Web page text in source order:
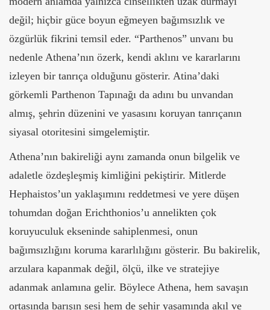
değil; hiçbir güce boyun eğmeyen bağımsızlık ve
özgürlük fikrini temsil eder. “Parthenos” unvanı bu
nedenle Athena’nın özerk, kendi aklını ve kararlarını
izleyen bir tanrıça olduğunu gösterir. Atina’daki
görkemli Parthenon Tapınağı da adını bu unvandan
almış, şehrin düzenini ve yasasını koruyan tanrıçanın
siyasal otoritesini simgelemiştir.
Athena’nın bakireliği aynı zamanda onun bilgelik ve
adaletle özdeşleşmiş kimliğini pekiştirir. Mitlerde
Hephaistos’un yaklaşımını reddetmesi ve yere düşen
tohumdan doğan Erichthonios’u annelikten çok
koruyuculuk ekseninde sahiplenmesi, onun
bağımsızlığını koruma kararlılığını gösterir. Bu bakirelik,
arzulara kapanmak değil, ölçü, ilke ve stratejiye
adanmak anlamına gelir. Böylece Athena, hem savaşın
ortasında barışın sesi hem de şehir yaşamında akıl ve